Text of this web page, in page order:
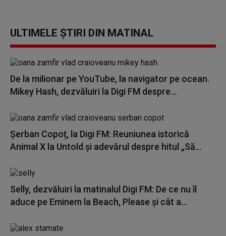
ULTIMELE ȘTIRI DIN MATINAL
De la milionar pe YouTube, la navigator pe ocean.
Mikey Hash, dezvăluiri la Digi FM despre...
Șerban Copoț, la Digi FM: Reuniunea istorică
Animal X la Untold și adevărul despre hitul „Să...
Selly, dezvăluiri la matinalul Digi FM: De ce nu îl
aduce pe Eminem la Beach, Please și cât a...